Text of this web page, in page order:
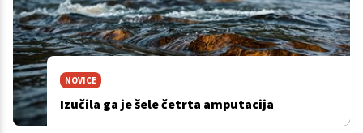
NOVICE
Izučila ga je šele četrta amputacija